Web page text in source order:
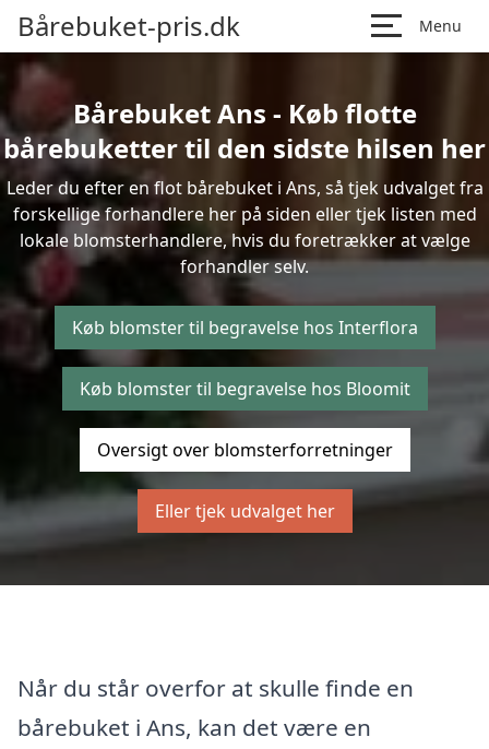
Bårebuket-pris.dk Menu
Bårebuket Ans - Køb flotte
bårebuketter til den sidste hilsen her
Leder du efter en flot bårebuket i Ans, så tjek udvalget fra
forskellige forhandlere her på siden eller tjek listen med
lokale blomsterhandlere, hvis du foretrækker at vælge
forhandler selv.
Køb blomster til begravelse hos Interflora
Køb blomster til begravelse hos Bloomit
Oversigt over blomsterforretninger
Eller tjek udvalget her
Når du står overfor at skulle finde en
bårebuket i Ans, kan det være en